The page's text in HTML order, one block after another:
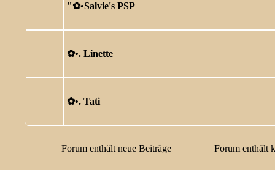
"✿ •Salvie's PSP
✿ •. Linette
✿ •. Tati
Forum enthält neue Beiträge Forum enthält